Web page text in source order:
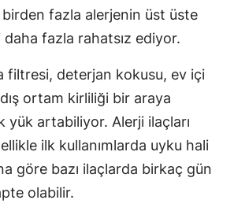
Sinop
Sivas
Tekirdağ
Tokat
Trabzon
Tunceli
fazla alerjenin üst üste
fazla rahatsız ediyor.
filtresi, deterjan kokusu, ev içi
ortam kirliliği bir araya
yük artabiliyor. Alerji ilaçları
ilk kullanımlarda uyku hali
göre bazı ilaçlarda birkaç gün
olabilir.